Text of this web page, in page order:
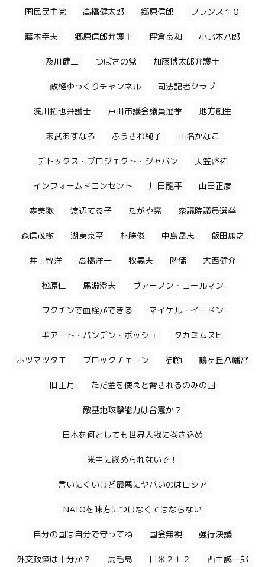
国民民主党 高橋健太郎 郷原信郎 フランス１０
藤木幸夫 郷原信郎弁護士 坪倉良和 小此木八郎
及川健二 つばさの党 加藤博太郎弁護士
政経ゆっくりチャンネル 司法記者クラブ
浅川拓也弁護士 戸田市議会議員選挙 地方創生
末武あすなろ ふうさわ純子 山名かなこ
デトックス・プロジェクト・ジャバン 天笠啓祐
インフォームドコンセント 川田龍平 山田正彦
森美歌 渡辺てる子 たがや亮 衆議院議員選挙
森信茂樹 湖東京至 朴勝俊 中島岳志 飯田康之
井上智洋 高橋洋一 牧義夫 階猛 大西健介
松原仁 馬淵澄夫 ヴァーノン・コールマン
ワクチンで血栓ができる マイケル・イードン
ギアート・バンデン・ボッシュ タカミムスヒ
ホツマツタエ ブロックチェーン 御節 鶴ヶ丘八幡宮
旧正月 ただ金を使えと脅されるのみの国
敵基地攻撃能力は合憲か？
日本を何としても世界大戦に巻き込め
米中に嵌められないで！
言いにくいけど最悪にヤバいのはロシア
NATOを味方につけなくてはならない
自分の国は自分で守ってね 国会無視 強行決議
外交政策は十分か？ 馬毛島 日米２＋２ 西中誠一郎